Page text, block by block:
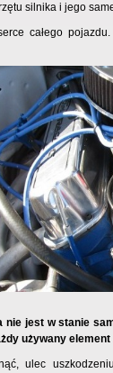
silnika i jego
całego
nie jest w stanie
używany
ulec